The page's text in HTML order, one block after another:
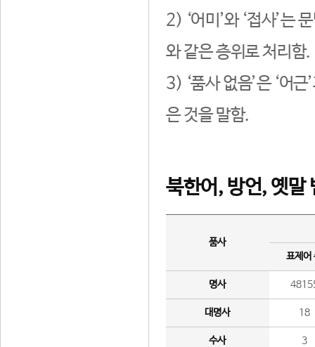
2) ‘어미’와 ‘접사’는
와 같은 층위로 처리함.
3) ‘품사 없음’은 ‘어
은 것을 말함.
북한어, 방언, 옛말
품사
표제어
명사
대명사 18
수사 3